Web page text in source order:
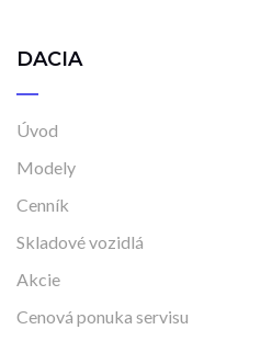
DACIA
Úvod
Modely
Cenník
Skladové vozidlá
Akcie
Cenová ponuka servisu